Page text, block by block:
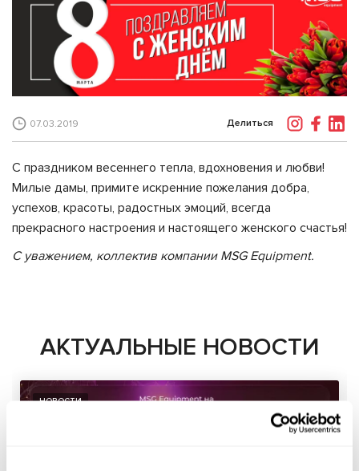
07.03.2019 Делиться
С праздником весеннего тепла, вдохновения и любви!
Милые дамы, примите искренние пожелания добра,
успехов, красоты, радостных эмоций, всегда
прекрасного настроения и настоящего женского счастья!
С уважением, коллектив компании MSG Equipment.
АКТУАЛЬНЫЕ НОВОСТИ
НОВОСТИ